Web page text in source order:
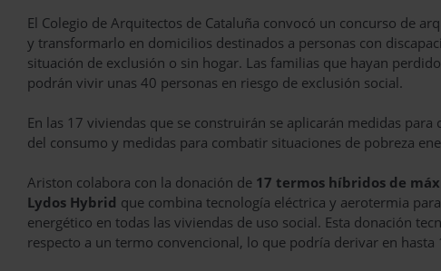
El Colegio de Arquitectos de Cataluña convocó un concurso de
y transformarlo en domicilios destinados a personas con
situación de exclusión o sin hogar. Las familias que hayan
podrán vivir unas 40 personas en riesgo de exclusión social.
En las 17 viviendas que se construirán se aplicarán medidas
del consumo y medidas para combatir situaciones de pobreza
Ariston colabora con la donación de 17 termos híbridos de
Lydos Hybrid que combina tecnología eléctrica y aerotermia
energético en todas las viviendas de uso social. Esta donación
respecto a un termo convencional, lo que podría derivar en hasta